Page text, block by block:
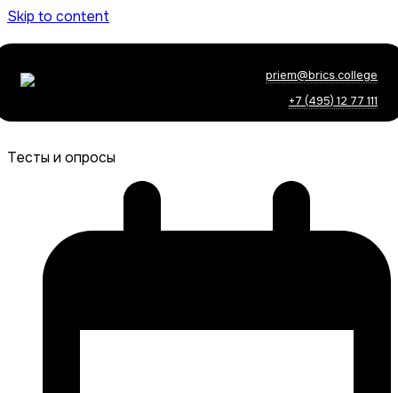
Skip to content
priem@brics.college
+7 (495) 12 77 111
Тесты и опросы